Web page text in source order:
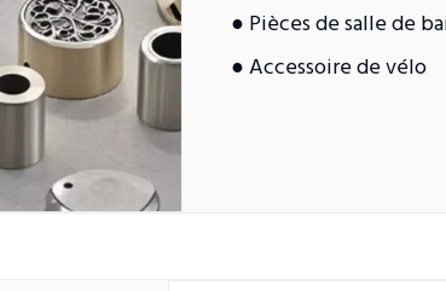
● Pièces de salle de
● Accessoire de vélo